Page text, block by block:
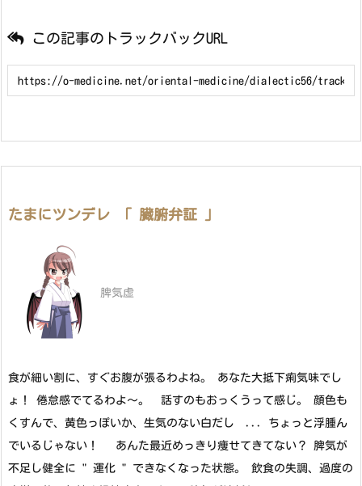
この記事のトラックバックURL
たまにツンデレ 「 臓腑弁証 」
脾気虚
食が細い割に、すぐお腹が張るわよね。 あなた大抵下痢気味でし
ょ！ 倦怠感でてるわよ～。 話すのもおっくうって感じ。 顔色も
くすんで、黄色っぽいか、生気のない白だし ... ちょっと浮腫ん
でいるじゃない！ あんた最近めっきり痩せてきてない？ 脾気が
不足し健全に " 運化 " できなくなった状態。 飲食の失調、過度の